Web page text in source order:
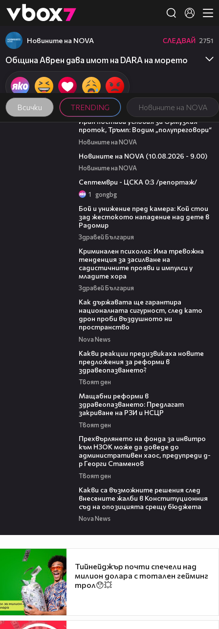
👾
Всички TRENDING Новините на NOVA
Новините на NOVA СЛЕДВАЙ 2751
Община Аврен дава имот на DARA на морето
00:46
Иран постави условия за Ормузкия
проток, Тръмп: Водим „полупреговори“
Новините на NOVA
Новините на NOVA (10.08.2026 - 9.00)
Новините на NOVA
Септември - ЦСКА 0:3 /репортаж/
1 gongbg
Бой и унижение пред камера: Кой стои
зад жестокото нападение над дете в
Радомир
Здравей България
Криминален психолог: Има тревожна
тенденция за засилване на
садистичните прояви и импулси у
младите хора
Здравей България
Как държавата ще гарантира
националната сигурност, след като
дрон проби въздушното ни
пространство
Nova News
Какви реакции предизвикаха новите
предложения за реформи в
здравеопазването?
Твоят ден
Мащабни реформи в
здравеопазването: Предлагат
закриване на РЗИ и НСЦР
Твоят ден
Прехвърлянето на фонда за инвитро
към НЗОК може да доведе до
административен хаос, предупреди д-
р Георги Стаменов
Твоят ден
Какви са възможните решения след
внесените жалби в Конституционния
съд на опозицията срещу бюджета
Nova News
Тийнейджър почти спечели над
милион долара с тотален гейминг
трол😯💥